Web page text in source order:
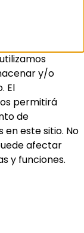
y/o
El
permitirá
de
en este sitio. No
afectar
y funciones.